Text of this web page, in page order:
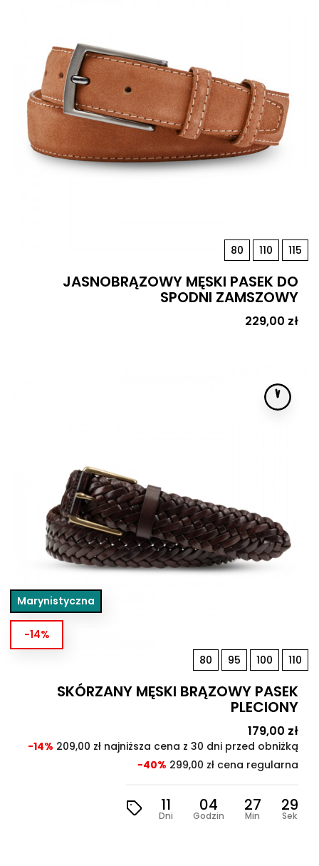
80 110 115
JASNOBRĄZOWY MĘSKI PASEK DO
SPODNI ZAMSZOWY
Cena
229,00 zł
Marynistyczna
-14%
80 95 100 110
SKÓRZANY MĘSKI BRĄZOWY PASEK
PLECIONY
Cena
179,00 zł
-14% 209,00 zł najniższa cena z 30 dni przed obniżką
-40% 299,00 zł cena regularna
11
Dni
04
Godzin
27
Min
27
Sek